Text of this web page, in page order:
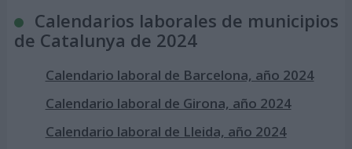
Calendarios laborales de municipios
de Catalunya de 2024
Calendario laboral de Barcelona, año 2024
Calendario laboral de Girona, año 2024
Calendario laboral de Lleida, año 2024